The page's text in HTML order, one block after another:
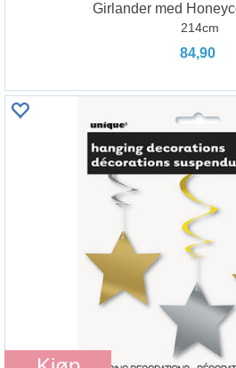
Girlander med
214cm
84,90